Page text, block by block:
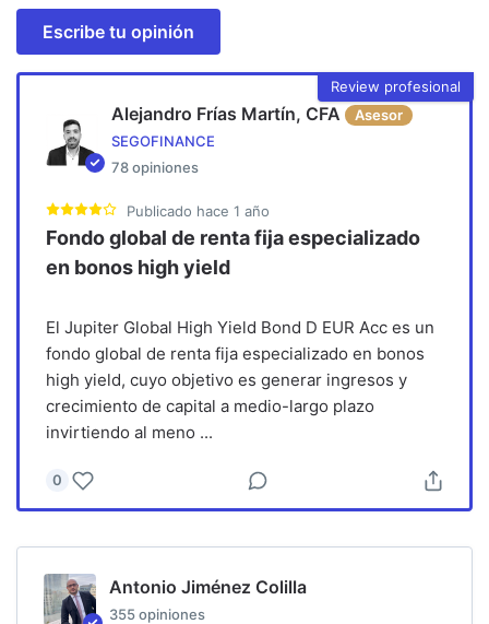
Escribe tu opinión
Review profesional
Alejandro Frías Martín, CFA
Asesor
SEGOFINANCE
78 opiniones
Publicado hace 1 año
Fondo global de renta fija especializado
en bonos high yield
El Jupiter Global High Yield Bond D EUR Acc es un
fondo global de renta fija especializado en bonos
high yield, cuyo objetivo es generar ingresos y
crecimiento de capital a medio-largo plazo
invirtiendo al meno ...
0
Antonio Jiménez Colilla
355opiniones